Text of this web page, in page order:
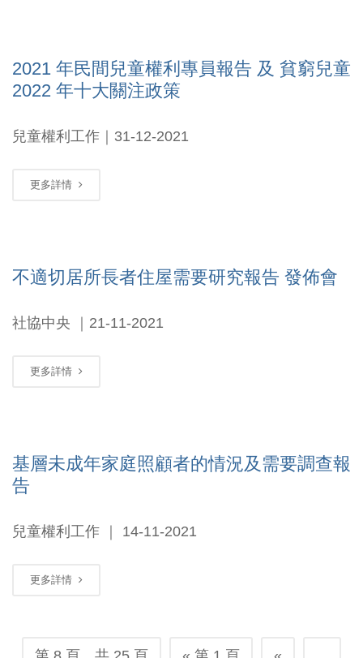
2021 年民間兒童權利專員報告 及 貧窮兒童
2022 年十大關注政策
兒童權利工作｜31-12-2021
更多詳情
不適切居所長者住屋需要研究報告 發佈會
社協中央 ｜21-11-2021
更多詳情
基層未成年家庭照顧者的情況及需要調查報
告
兒童權利工作 ｜ 14-11-2021
更多詳情